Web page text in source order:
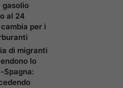
gasolio
al 24
per i
di migranti
lo
Spagna: